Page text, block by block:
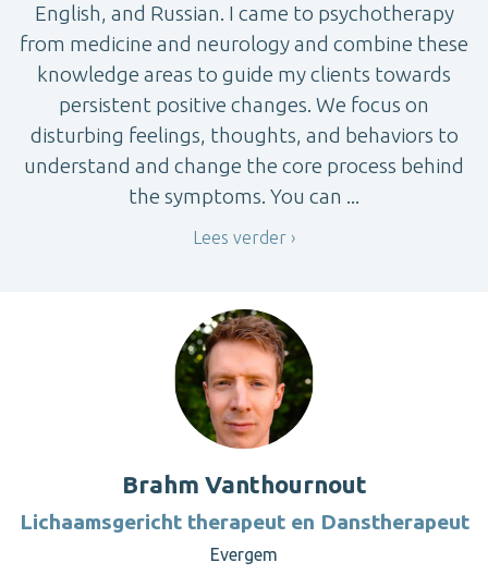
English, and Russian. I came to psychotherapy
from medicine and neurology and combine these
knowledge areas to guide my clients towards
persistent positive changes. We focus on
disturbing feelings, thoughts, and behaviors to
understand and change the core process behind
the symptoms. You can ...
Lees verder
Brahm Vanthournout
Lichaamsgericht therapeut en Danstherapeut
Evergem